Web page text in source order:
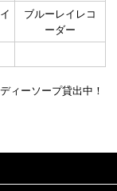
ブルーレイレコ
ーダー
ィーソープ貸出中！